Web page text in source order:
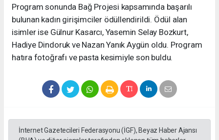
Program sonunda Bağ Projesi kapsamında başarılı
bulunan kadın girişimciler ödüllendirildi. Ödül alan
isimler ise Gülnur Kasarcı, Yasemin Selay Bozkurt,
Hadiye Dindoruk ve Nazan Yanık Aygün oldu. Program
hatıra fotoğrafı ve pasta kesimiyle son buldu.
İnternet Gazetecileri Federasyonu (İGF), Beyaz Haber Ajansı